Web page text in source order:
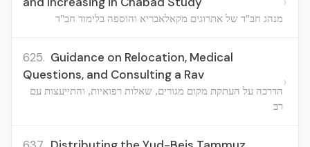
מנהג חב"ד של אתרוגים מקאלאבריא והוספה בלימוד חב"ד
625. Guidance on Relocation, Medical
Questions, and Consulting a Rav
הדרכה על העתקת מקום מגורים, שאלות רפואיות, והתייעצות עם
רב
›